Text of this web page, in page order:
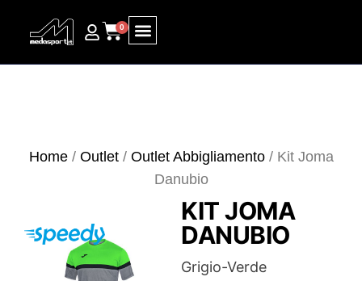
0
Home/ Outlet/ Outlet Abbigliamento/ Kit Joma
Danubio
KIT JOMA
DANUBIO
Grigio-Verde